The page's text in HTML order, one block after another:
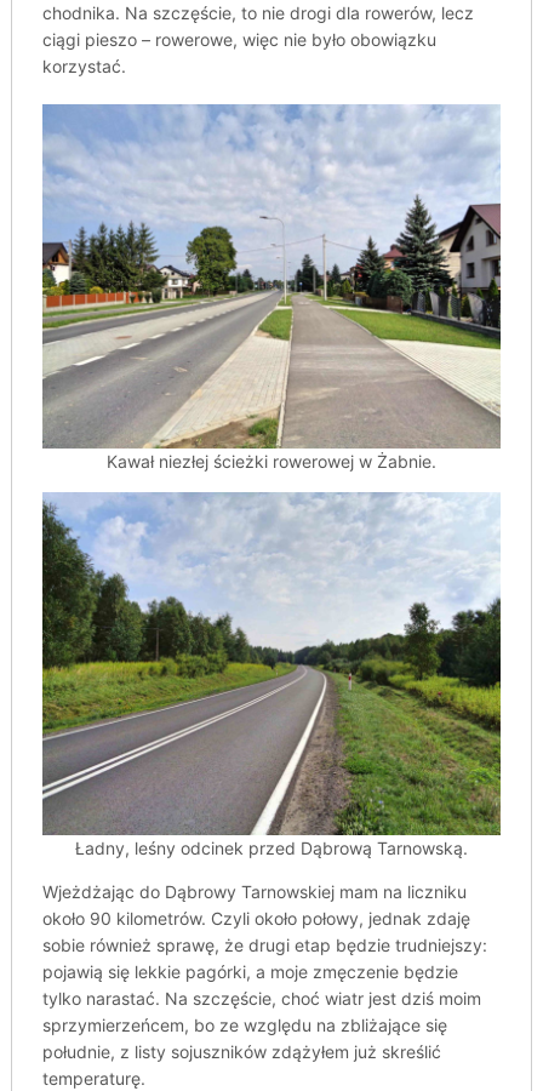
chodnika. Na szczęście, to nie drogi dla rowerów, lecz
ciągi pieszo – rowerowe, więc nie było obowiązku
korzystać.
Kawał niezłej ścieżki rowerowej w Żabnie.
Ładny, leśny odcinek przed Dąbrową Tarnowską.
Wjeżdżając do Dąbrowy Tarnowskiej mam na liczniku
około 90 kilometrów. Czyli około połowy, jednak zdaję
sobie również sprawę, że drugi etap będzie trudniejszy:
pojawią się lekkie pagórki, a moje zmęczenie będzie
tylko narastać. Na szczęście, choć wiatr jest dziś moim
sprzymierzeńcem, bo ze względu na zbliżające się
południe, z listy sojuszników zdążyłem już skreślić
temperaturę.